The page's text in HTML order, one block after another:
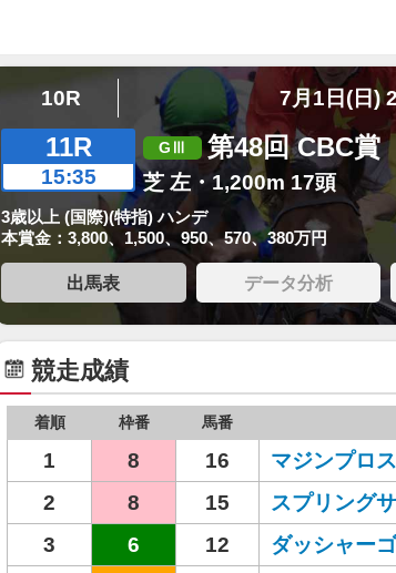
10R 7月1日(日)
11R
15:35
第48回 CBC賞
芝 左・1,200m 17頭
3歳以上 (国際)(特指) ハンデ
本賞金：3,800、1,500、950、570、380万円
出馬表 データ分析
競走成績
着順 枠番 馬番
1 8 16 マジンプロ
2
8 15 スプリング
3
6 12 ダッシャー